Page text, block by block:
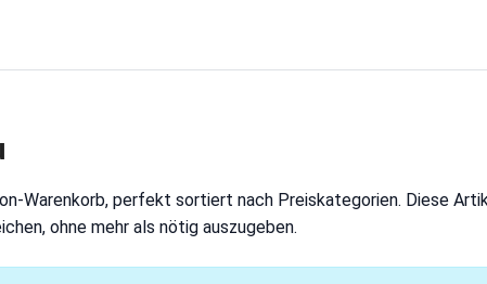
Warenkorb, perfekt sortiert nach Preiskategorien. Diese
ohne mehr als nötig auszugeben.